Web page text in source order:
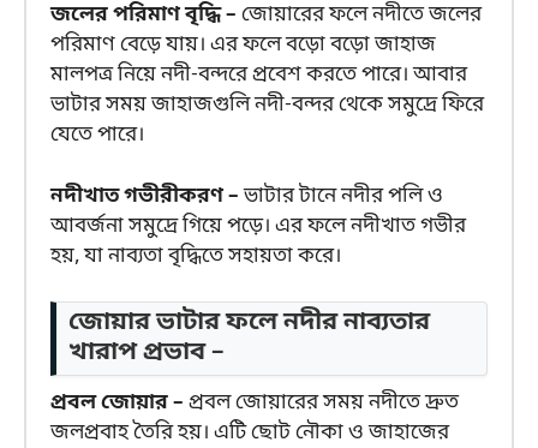
জলের পরিমাণ বৃদ্ধি – জোয়ারের ফলে নদীতে জলের
পরিমাণ বেড়ে যায়। এর ফলে বড়ো বড়ো জাহাজ
মালপত্র নিয়ে নদী-বন্দরে প্রবেশ করতে পারে। আবার
ভাটার সময় জাহাজগুলি নদী-বন্দর থেকে সমুদ্রে ফিরে
যেতে পারে।
নদীখাত গভীরীকরণ –ভাটার টানে নদীর পলি ও
আবর্জনা সমুদ্রে গিয়ে পড়ে। এর ফলে নদীখাত গভীর
হয়, যা নাব্যতা বৃদ্ধিতে সহায়তা করে।
জোয়ার ভাটার ফলে নদীর নাব্যতার
খারাপ প্রভাব –
প্রবল জোয়ার – প্রবল জোয়ারের সময় নদীতে দ্রুত
জলপ্রবাহ তৈরি হয়। এটি ছোট নৌকা ও জাহাজের